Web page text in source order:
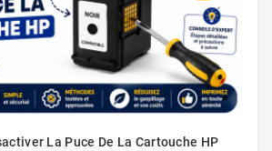
La Puce De La Cartouche HP